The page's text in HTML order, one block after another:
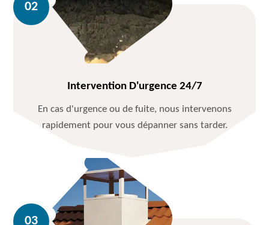
Intervention D'urgence 24/7
En cas d'urgence ou de fuite, nous intervenons
rapidement pour vous dépanner sans tarder.